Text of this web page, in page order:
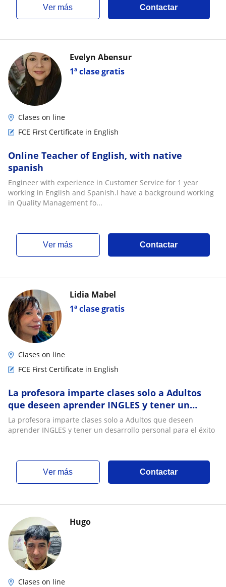
ver más Contactar
1ª clase gratis
Evelyn Abensur
Clases on line
FCE First Certificate in English
Online Teacher of English, with native
spanish
Engineer with experience in Customer Service for 1 year
working in English and Spanish.I have a background working
in Quality Management fo...
ver más Contactar
1ª clase gratis
Lidia Mabel
Clases on line
FCE First Certificate in English
La profesora imparte clases solo a Adultos
que deseen aprender INGLES y tener un
desarrollo personal para el éxito
La profesora imparte clases solo a Adultos que deseen
aprender INGLES y tener un desarrollo personal para el éxito
ver más Contactar
Hugo
Clases on line